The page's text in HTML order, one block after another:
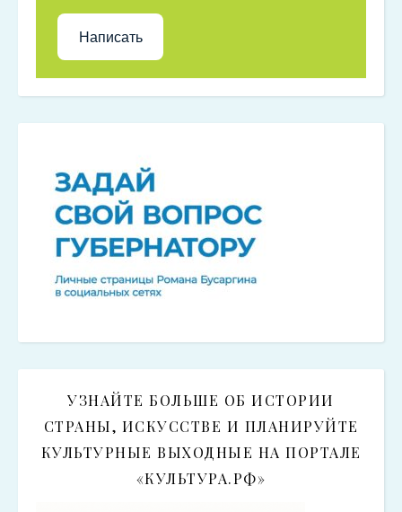
Написать
УЗНАЙТЕ БОЛЬШЕ ОБ ИСТОРИИ
СТРАНЫ, ИСКУССТВЕ И ПЛАНИРУЙТЕ
КУЛЬТУРНЫЕ ВЫХОДНЫЕ НА ПОРТАЛЕ
«КУЛЬТУРА.РФ»